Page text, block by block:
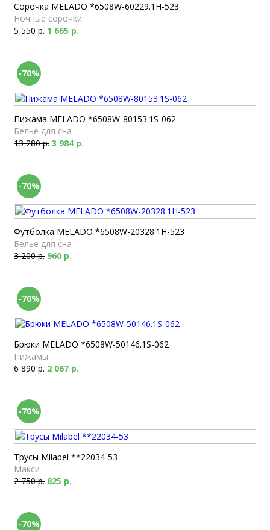
Сорочка MELADO *6508W-60229.1H-523
Ночные сорочки
5 550 р. 1 665 р.
-70%
Пижама MELADO *6508W-80153.1S-062
Белье для сна
13 280 р. 3 984 р.
-70%
Футболка MELADO *6508W-20328.1H-523
Белье для сна
3 200 р. 960 р.
-70%
Брюки MELADO *6508W-50146.1S-062
Пижамы
6 890 р. 2 067 р.
-70%
Трусы Milabel **22034-53
Макси
2 750 р. 825 р.
-70%